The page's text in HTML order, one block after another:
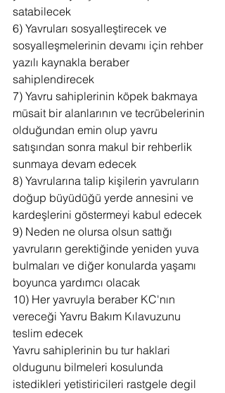
satabilecek
6) Yavruları sosyalleştirecek ve
sosyalleşmelerinin devamı için rehber
yazılı kaynakla beraber
sahiplendirecek
7) Yavru sahiplerinin köpek bakmaya
müsait bir alanlarının ve tecrübelerinin
olduğundan emin olup yavru
satışından sonra makul bir rehberlik
sunmaya devam edecek
8) Yavrularına talip kişilerin yavruların
doğup büyüdüğü yerde annesini ve
kardeşlerini göstermeyi kabul edecek
9) Neden ne olursa olsun sattığı
yavruların gerektiğinde yeniden yuva
bulmaları ve diğer konularda yaşamı
boyunca yardımcı olacak
10) Her yavruyla beraber KC'nın
vereceği Yavru Bakım Kılavuzunu
teslim edecek
Yavru sahiplerinin bu tur haklari
oldugunu bilmeleri kosulunda
istedikleri yetistiricileri rastgele degil